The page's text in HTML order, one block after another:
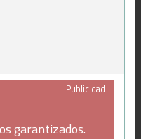
Publicidad
garantizados.